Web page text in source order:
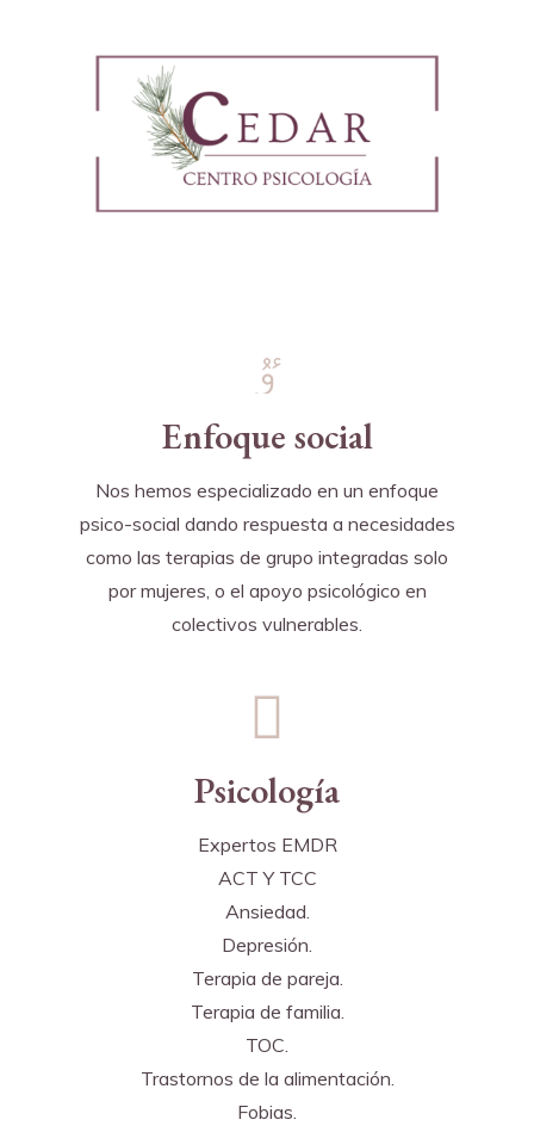
Enfoque social
Nos hemos especializado en un enfoque
psico-social dando respuesta a necesidades
como las terapias de grupo integradas solo
por mujeres, o el apoyo psicológico en
colectivos vulnerables.
Psicología
Expertos EMDR
ACT Y TCC
Ansiedad.
Depresión.
Terapia de pareja.
Terapia de familia.
TOC.
Trastornos de la alimentación.
Fobias.